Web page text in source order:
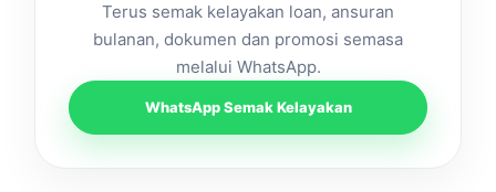
Terus semak kelayakan loan, ansuran
bulanan, dokumen dan promosi semasa
melalui WhatsApp.
WhatsApp Semak Kelayakan